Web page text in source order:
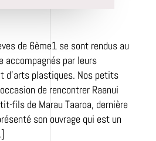
de 6ème1 se sont rendus au
accompagnés par leurs
d’arts plastiques. Nos petits
de rencontrer Raanui
fils de Marau Taaroa, dernière
son ouvrage qui est un